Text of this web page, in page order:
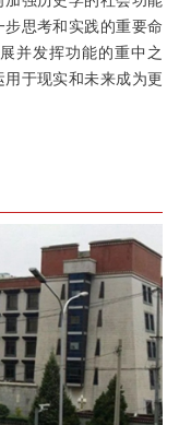
思考和实践的重要命
并发挥功能的重中之
于现实和未来成为更